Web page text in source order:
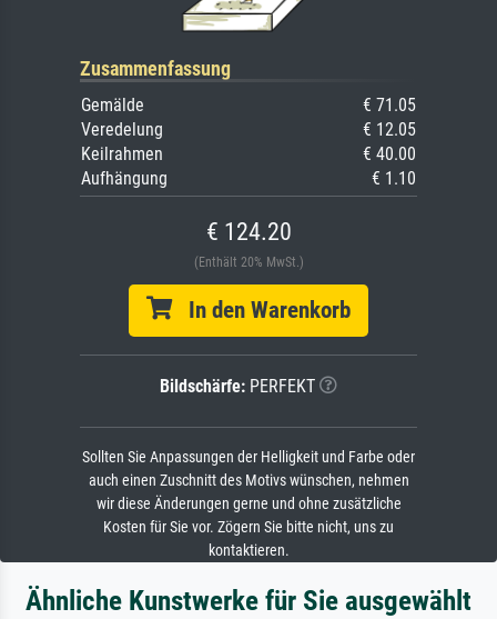
Zusammenfassung
Gemälde
€ 71.05
Veredelung
€ 12.05
Keilrahmen
€ 40.00
Aufhängung
€ 1.10
€ 124.20
(Enthält 20% MwSt.)
In den Warenkorb
Bildschärfe: PERFEKT
Sollten Sie Anpassungen der Helligkeit und Farbe oder
auch einen Zuschnitt des Motivs wünschen, nehmen
wir diese Änderungen gerne und ohne zusätzliche
Kosten für Sie vor. Zögern Sie bitte nicht, uns zu
kontaktieren.
Ähnliche Kunstwerke für Sie ausgewählt